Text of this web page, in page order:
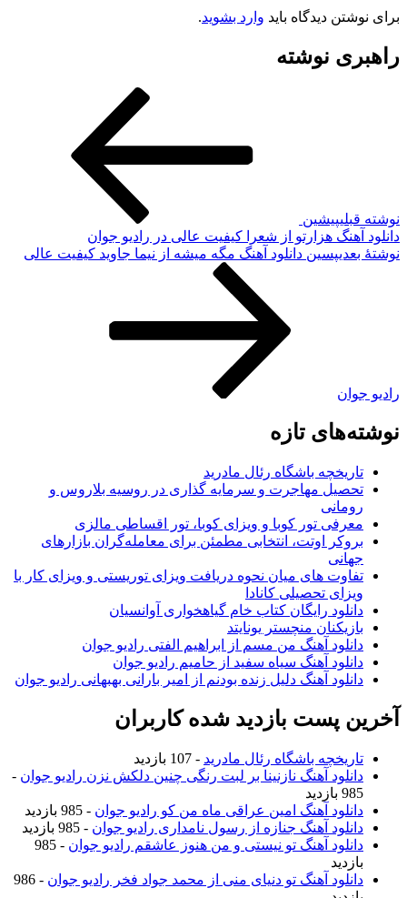
برای نوشتن دیدگاه باید وارد بشوید.
راهبری نوشته
نوشته قبلیپیشین
دانلود آهنگ هزارتو از شعرا کیفیت عالی در رادیو جوان
نوشته‌ٔ بعدیپسین دانلود آهنگ مگه میشه از نیما جاوید کیفیت عالی
رادیو جوان
نوشته‌های تازه
تاریخچه باشگاه رئال مادرید
تحصیل مهاجرت و سرمایه گذاری در روسیه بلاروس و
رومانی
معرفی تور کوبا و ویزای کوبا، تور اقساطی مالزی
بروکر اوتت، انتخابی مطمئن برای معامله‌گران بازارهای
جهانی
تفاوت های میان نحوه دریافت ویزای توریستی و ویزای کار با
ویزای تحصیلی کانادا
دانلود رایگان کتاب خام گیاهخواری آوانسیان
بازیکنان منچستر یونایتد
دانلود آهنگ من مسم از ابراهیم الفتی رادیو جوان
دانلود آهنگ سیاه سفید از حامیم رادیو جوان
دانلود آهنگ دلیل زنده بودنم از امیر بارانی بهبهانی رادیو جوان
آخرین پست بازدید شده کاربران
تاریخچه باشگاه رئال مادرید - 107 بازدید
دانلود آهنگ نازنینا بر لبت رنگی چنین دلکش نزن رادیو جوان -
985 بازدید
دانلود آهنگ امین عراقی ماه من کو رادیو جوان - 985 بازدید
دانلود آهنگ جنازه از رسول نامداری رادیو جوان - 985 بازدید
دانلود آهنگ تو نیستی و من هنوز عاشقم رادیو جوان
- 985
بازدید
دانلود آهنگ تو دنیای منی از محمد جواد فخر رادیو جوان
- 986